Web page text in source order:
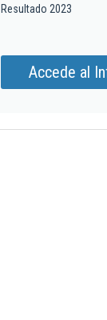
Resultado 2023
Accede al